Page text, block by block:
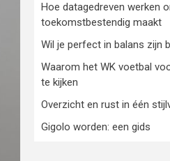
Hoe datagedreven werken
toekomstbestendig maakt
Wil je perfect in balans zijn
Waarom het WK voetbal
te kijken
Overzicht en rust in één
Gigolo worden: een gids